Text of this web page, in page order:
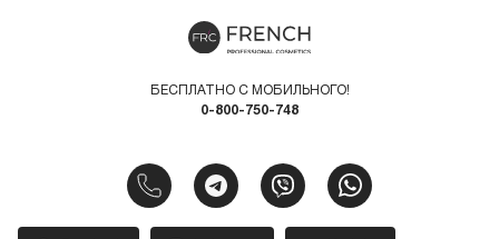
БЕСПЛАТНО С МОБИЛЬНОГО!
0-800-750-748